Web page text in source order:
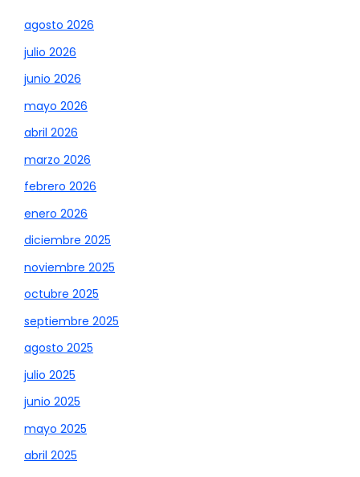
agosto 2026
julio 2026
junio 2026
mayo 2026
abril 2026
marzo 2026
febrero 2026
enero 2026
diciembre 2025
noviembre 2025
octubre 2025
septiembre 2025
agosto 2025
julio 2025
junio 2025
mayo 2025
abril 2025